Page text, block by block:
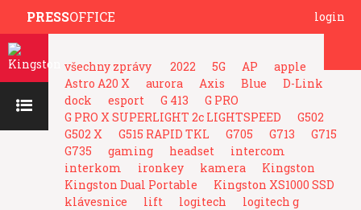
PRESSOFFICE login
všechny zprávy 2022 5G AP
apple
Astro A20 X
aurora Axis Blue
D-Link
dock
esport G 413
G PRO
G PRO X SUPERLIGHT 2c LIGHTSPEED
G502
G502 X
G515 RAPID TKL G705 G713
G715
G735
gaming headset
intercom
interkom
ironkey kamera
Kingston
Kingston Dual Portable
Kingston XS1000 SSD
klávesnice
lift logitech
logitech g